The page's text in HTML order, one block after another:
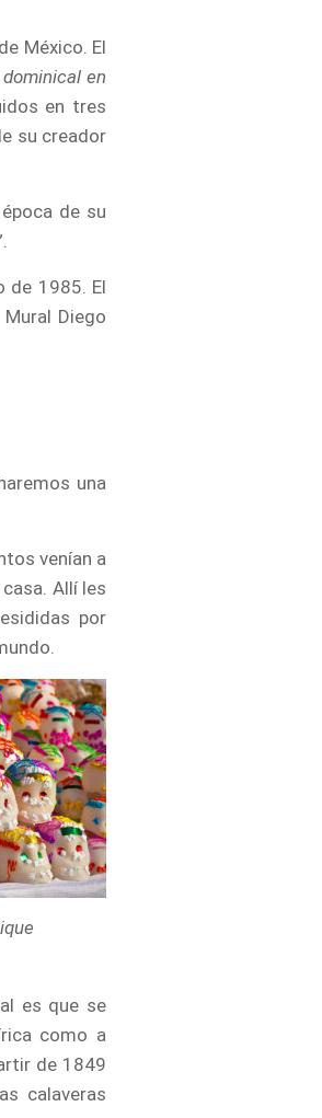
México. El
en
en tres
su creador
de su
de 1985. El
Diego
una
venían a
Allí les
por
es que se
como a
de 1849
calaveras